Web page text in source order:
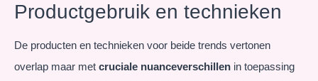
Productgebruik en technieken
De producten en technieken voor beide trends vertonen
overlap maar met cruciale nuanceverschillen in toepassing